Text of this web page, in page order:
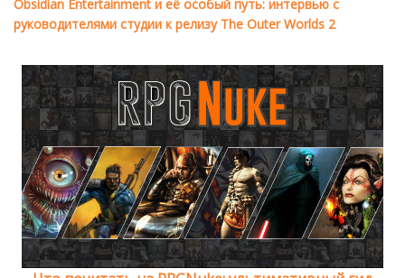
Obsidian Entertainment и её особый путь: интервью с
руководителями студии к релизу The Outer Worlds 2